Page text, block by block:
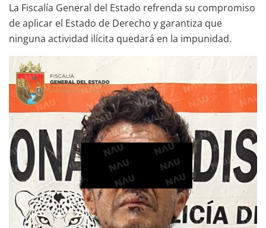
La Fiscalía General del Estado refrenda su compromiso
de aplicar el Estado de Derecho y garantiza que
ninguna actividad ilícita quedará en la impunidad.